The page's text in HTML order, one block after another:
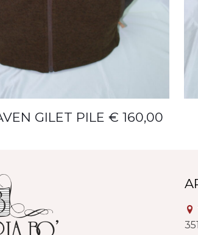
GILET PILE € 160,00